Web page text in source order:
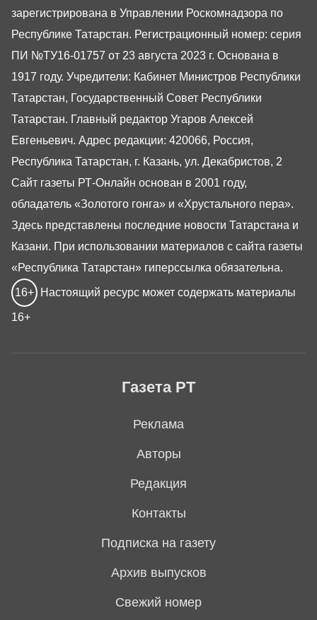
Газета РТ
Реклама
Авторы
Редакция
Контакты
Подписка на газету
Архив выпусков
Свежий номер
зарегистрирована в Управлении Роскомнадзора по
Республике Татарстан. Регистрационный номер: серия
ПИ №ТУ16-01757 от 23 августа 2023 г. Основана в
1917 году. Учредители: Кабинет Министров Республики
Татарстан, Государственный Совет Республики
Татарстан. Главный редактор Угаров Алексей
Евгеньевич. Адрес редакции: 420066, Россия,
Республика Татарстан, г. Казань, ул. Декабристов, 2
Сайт газеты РТ-Онлайн основан в 2001 году,
обладатель «Золотого гонга» и «Хрустального пера».
Здесь представлены последние новости Татарстана и
Казани. При использовании материалов с сайта газеты
«Республика Татарстан» гиперссылка обязательна.
16+ Настоящий ресурс может содержать материалы
16+